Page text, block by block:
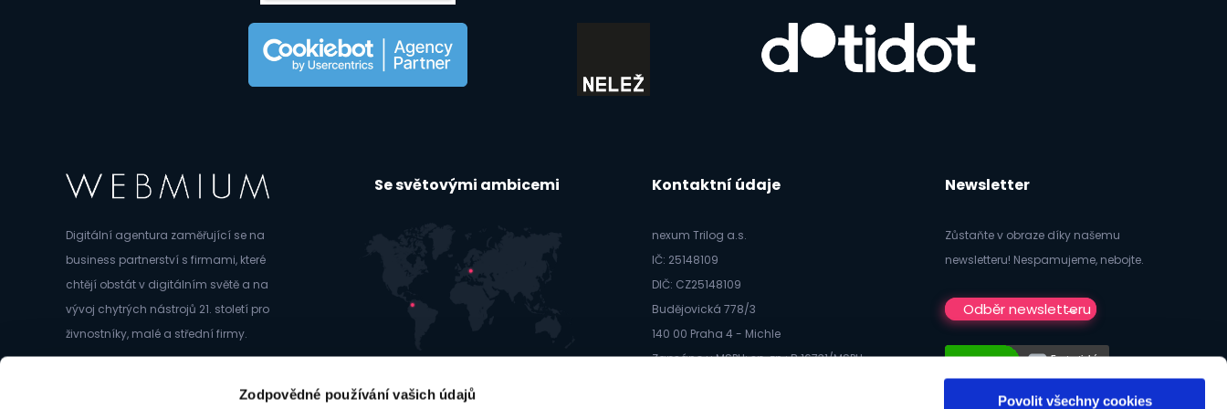
Zodpovědné používání vašich údajů Povolit všechny cookies
Digitální agentura zaměřující se na
business partnerství s firmami, které
chtějí obstát v digitálním světě a na
vývoj chytrých nástrojů 21. století pro
živnostníky, malé a střední firmy.
Se světovými ambicemi Kontaktní údaje
nexum Trilog a.s.
IČ: 25148109
DIČ: CZ25148109
Budějovická 778/3
140 00 Praha 4 - Michle
Zapsáno u MSPH; sp. zn.: B 16731/MSPH
Newsletter
Zůstaňte v obraze díky našemu
newsletteru! Nespamujeme, nebojte.
Odběr newsletteru